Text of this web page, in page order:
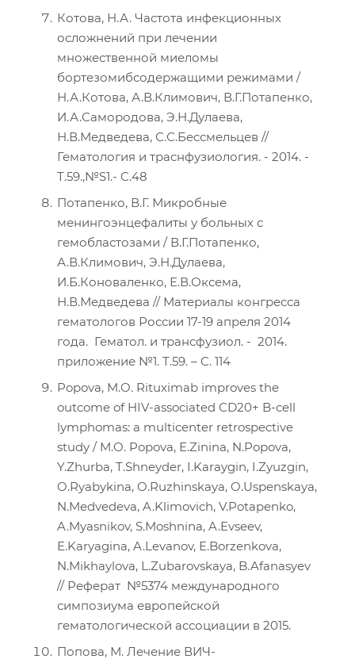
Котова, Н.А. Частота инфекционных
осложнений при лечении
множественной миеломы
бортезомибсодержащими режимами /
Н.А.Котова, А.В.Климович, В.Г.Потапенко,
И.А.Самородова, Э.Н.Дулаева,
Н.В.Медведева, С.С.Бессмельцев //
Гематология и траснфузиология. - 2014. -
Т.59.,№S1.- C.48
Потапенко, В.Г. Микробные
менингоэнцефалиты у больных с
гемобластозами / В.Г.Потапенко,
А.В.Климович, Э.Н.Дулаева,
И.Б.Коноваленко, Е.В.Оксема,
Н.В.Медведева // Материалы конгресса
гематологов России 17-19 апреля 2014
года. Гематол. и трансфузиол. - 2014.
приложение №1. T.59. – C. 114
Popova, M.O. Rituximab improves the
outcome of HIV-associated СD20+ B-cell
lymphomas: a multicenter retrospective
study / M.O. Popova, E.Zinina, N.Popova,
Y.Zhurba, T.Shneyder, I.Karaygin, I.Zyuzgin,
O.Ryabykina, O.Ruzhinskaya, O.Uspenskaya,
N.Medvedeva, A.Klimovich, V.Potapenko,
A.Myasnikov, S.Moshnina, A.Evseev,
E.Karyagina, A.Levanov, E.Borzenkova,
N.Mikhaylova, L.Zubarovskaya, B.Afanasyev
// Реферат №5374 международного
симпозиума европейской
гематологической ассоциации в 2015.
Попова, М. Лечение ВИЧ-